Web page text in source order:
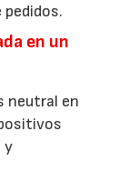
en un
neutral en
y